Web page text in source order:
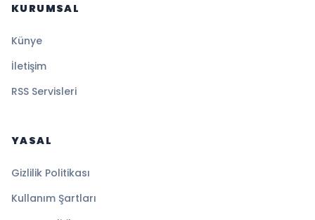
KURUMSAL
Künye
İletişim
RSS Servisleri
YASAL
Gizlilik Politikası
Kullanım Şartları